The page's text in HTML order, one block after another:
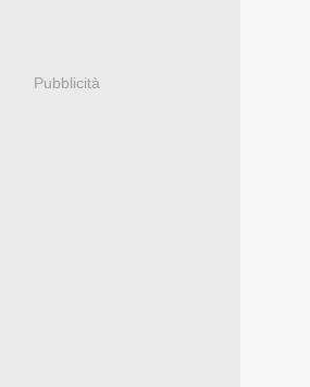
Pubblicità